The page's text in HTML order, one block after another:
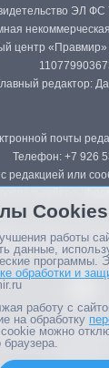
ЭЛ ФС
центр
редактор:
почты
Телефон: +7 926
редакцией или
сайта в
с
портала
Cookies
работы
данные,
программы.
обработки и
работу с
на обработку
можно
браузера.